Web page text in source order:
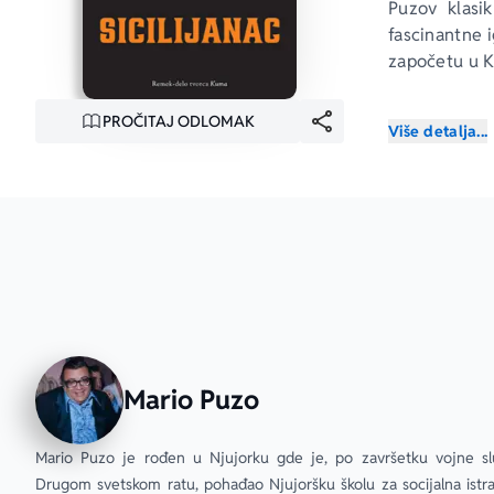
PROČITAJ ODLOMAK
Puzov klasik
fascinantne
započetu u
prinudni
Ðulijano,
reputaciju
neće
bosa.
kojeg
„Junaci su
– New York
Više detalja...
Mario Puzo
Mario Puzo je rođen u Njujorku gde je, po završetku vojne
Drugom svetskom ratu, pohađao Njujoršku školu za socijalna